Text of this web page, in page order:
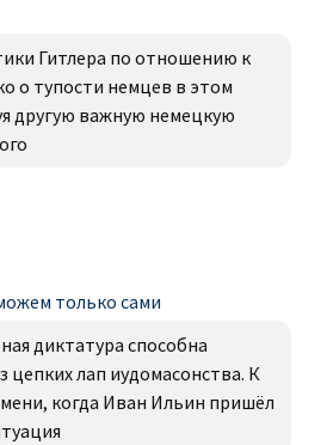
Гитлера по отношению к
о тупости немцев в этом
другую важную немецкую
только сами
диктатура способна
цепких лап иудомасонства. К
когда Иван Ильин пришёл